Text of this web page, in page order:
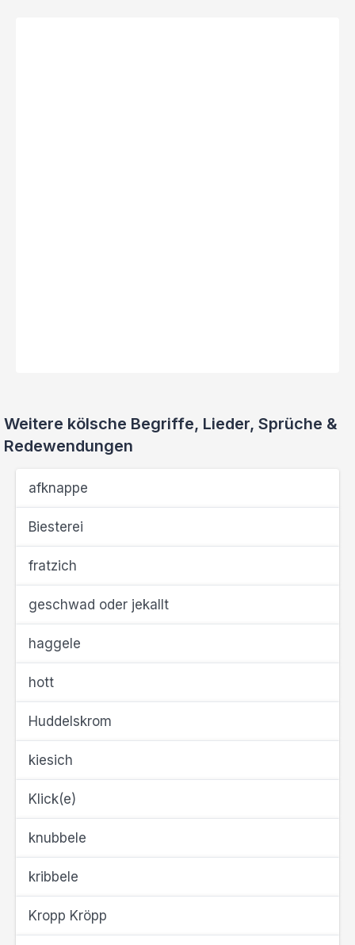
Weitere kölsche Begriffe, Lieder, Sprüche &
Redewendungen
afknappe
Biesterei
fratzich
geschwad oder jekallt
haggele
hott
Huddelskrom
kiesich
Klick(e)
knubbele
kribbele
Kropp Kröpp